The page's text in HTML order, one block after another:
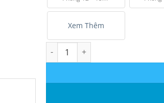
Xem Thêm
Máy lạnh Reetech 2.0 HP (